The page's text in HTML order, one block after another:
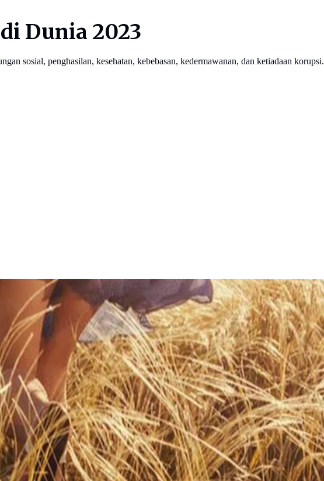
Dunia 2023
sosial, penghasilan, kesehatan, kebebasan, kedermawanan, dan ketiadaan korupsi.